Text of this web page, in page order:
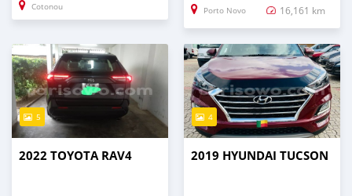
Cotonou Porto Novo 16,161 km
5
2022 TOYOTA RAV4
4
2019 HYUNDAI TUCSON